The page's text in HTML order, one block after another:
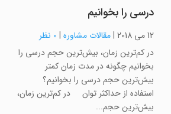
درسی را بخوانیم
12 می 2018 |مقالات مشاوره | 0 نظر
در کم‌ترین زمان، بیش‌ترین حجم درسی را
بخوانیم چگونه در مدت زمان کمتر
بیش‌ترین حجم درسی را بخوانیم؟
استفاده از حداکثر توان در کم‌ترین زمان،
بیش‌ترین حجم...